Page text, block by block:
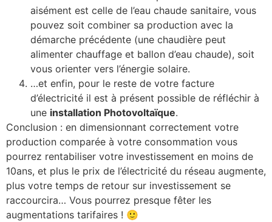
aisément est celle de l’eau chaude sanitaire, vous
pouvez soit combiner sa production avec la
démarche précédente (une chaudière peut
alimenter chauffage et ballon d’eau chaude), soit
vous orienter vers l’énergie solaire.
…et enfin, pour le reste de votre facture
d’électricité il est à présent possible de réfléchir à
une installation Photovoltaïque.
Conclusion : en dimensionnant correctement votre
production comparée à votre consommation vous
pourrez rentabiliser votre investissement en moins de
10ans, et plus le prix de l’électricité du réseau augmente,
plus votre temps de retour sur investissement se
raccourcira… Vous pourrez presque fêter les
augmentations tarifaires ! 🙂